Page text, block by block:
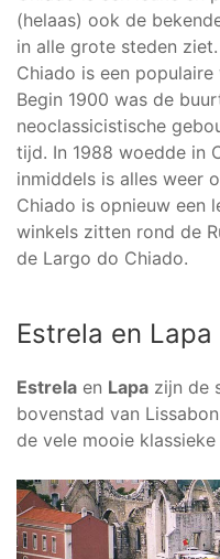
(helaas) ook de
in alle grote steden ziet.
Chiado is een
Begin 1900 was de
neoclassicistische
tijd. In 1988 woedde in
inmiddels is alles weer
Chiado is opnieuw een
winkels zitten rond de
de Largo do Chiado.
Estrela en Lapa
Estrela en Lapa zijn de
bovenstad van
de vele mooie